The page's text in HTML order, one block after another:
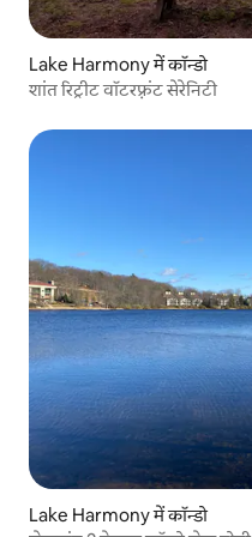
Lake Harmony में कॉन्डो
शांत रिट्रीट वॉटरफ़्रंट सेरेनिटी
Lake Harmony में कॉन्डो